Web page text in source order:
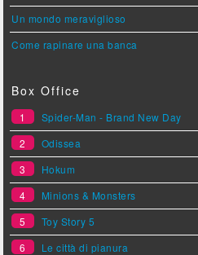
Un mondo meraviglioso
Come rapinare una banca
Box Office
1
Spider-Man - Brand New Day
2
Odissea
3
Hokum
4
Minions & Monsters
5
Toy Story 5
6
Le città di pianura